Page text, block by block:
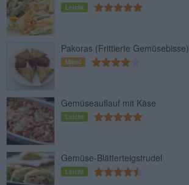
Leicht
Pakoras (Frittierte Gemüsebisse)
Mittel
Gemüseauflauf mit Käse
Leicht
Gemüse-Blätterteigstrudel
Leicht